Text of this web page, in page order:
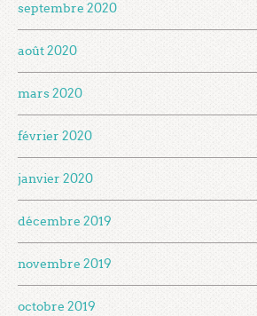
septembre 2020
août 2020
mars 2020
février 2020
janvier 2020
décembre 2019
novembre 2019
octobre 2019